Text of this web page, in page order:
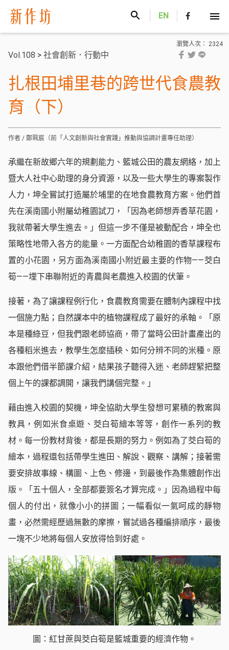
EN
瀏覽人次： 2324
Vol.108 > 社會創新．行動中
扎根田埔里巷的跨世代食農教
育（下）
作者 / 鄭珮宸（前「人文創新與社會實踐」推動與協調計畫專任助理）
承繼在新故鄉六年的規劃能力、籃城公田的農友網絡，加上
暨大人社中心助理的身分資源，以及一些大學生的專案製作
人力，坤全嘗試打造屬於埔里的在地食農教育方案。他們首
先在溪南國小附屬幼稚園試刀，「因為老師想弄香草花園，
我就帶著大學生進去。」但這一步不僅是被動配合，坤全也
策略性地帶入各方的能量。一方面配合幼稚園的香草課程布
置的小花園，另方面為溪南國小附近最主要的作物——茭白
筍——埋下串聯附近的青農與老農進入校園的伏筆。
接著，為了讓課程例行化，食農教育需要在體制內課程中找
一個施力點；自然課本中的植物課程成了最好的承軸。「原
本是種綠豆，但我們跟老師協商，帶了當時公田計畫產出的
各種稻米進去，教學生怎麼插秧、如何分辨不同的米種。原
本跟他們借半節課介紹，結果孩子聽得入迷、老師趕緊把整
個上午的課都調開，讓我們講個完整。」
藉由進入校園的契機，坤全協助大學生發想可累積的教案與
教具，例如米食桌遊、茭白筍繪本等等，創作一系列的教
材。每一份教材背後，都是長期的努力。例如為了茭白筍的
繪本，過程還包括帶學生進田、解說、觀察、講解；接著需
要安排故事線、構圖、上色、修邊，到最後作為集體創作出
版。「五十個人，全部都要簽名才算完成。」因為過程中每
個人的付出，就像小小的拼圖；一幅看似一氣呵成的靜物
畫，必然需經歷過無數的摩擦，嘗試過各種編排順序，最後
一塊不少地將每個人安放得恰到好處。
圖：紅甘蔗與茭白筍是籃城重要的經濟作物。